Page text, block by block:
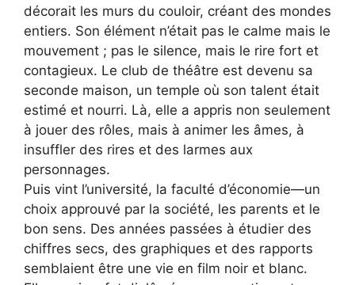
décorait les murs du couloir, créant des mondes
entiers. Son élément n’était pas le calme mais le
mouvement ; pas le silence, mais le rire fort et
contagieux. Le club de théâtre est devenu sa
seconde maison, un temple où son talent était
estimé et nourri. Là, elle a appris non seulement
à jouer des rôles, mais à animer les âmes, à
insuffler des rires et des larmes aux
personnages.
Puis vint l’université, la faculté d’économie—un
choix approuvé par la société, les parents et le
bon sens. Des années passées à étudier des
chiffres secs, des graphiques et des rapports
semblaient être une vie en film noir et blanc.